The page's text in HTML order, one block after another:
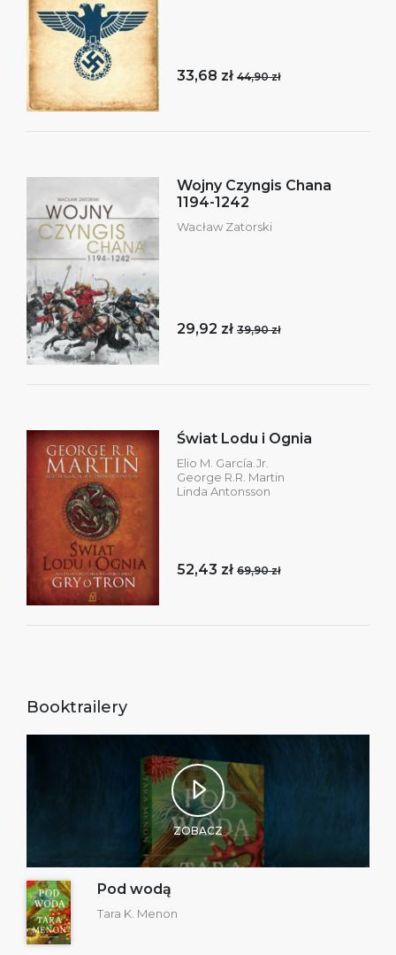
33,68 zł 44,90 zł
Wojny Czyngis Chana
1194-1242
Wacław Zatorski
29,92 zł 39,90 zł
Świat Lodu i Ognia
Elio M. García.Jr.
George R.R. Martin
Linda Antonsson
52,43 zł 69,90 zł
Booktrailery
ZOBACZ
Pod wodą
Tara K. Menon